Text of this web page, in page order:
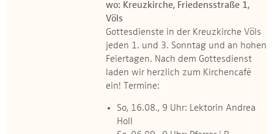
Medien
Kontakt
wo: Kreuzkirche, Friedensstraße 1,
Völs
Gottesdienste in der Kreuzkirche Völs
jeden 1. und 3. Sonntag und an hohen
Feiertagen. Nach dem Gottesdienst
laden wir herzlich zum Kirchencafé
ein! Termine:
So, 16.08., 9 Uhr: Lektorin Andrea
Holl